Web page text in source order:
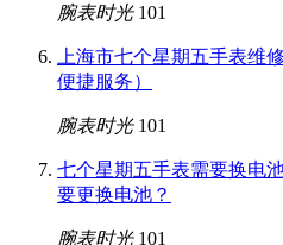
腕表时光 101
上海市七个星期五手表维
便捷服务）
腕表时光 101
七个星期五手表需要换电
要更换电池？
腕表时光 101